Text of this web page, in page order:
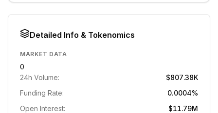
Detailed Info & Tokenomics
MARKET DATA
0
24h Volume:
$807.38K
Funding Rate:
0.0004%
Open Interest:
$11.79M